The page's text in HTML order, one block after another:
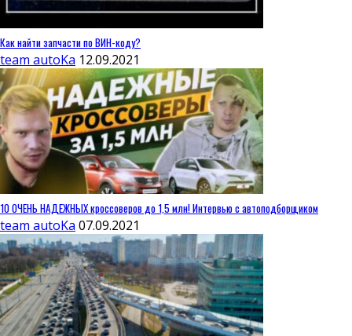
Как найти запчасти по ВИН-коду?
team autoKa 12.09.2021
10 ОЧЕНЬ НАДЕЖНЫХ кроссоверов до 1,5 млн! Интервью с автоподборщиком
team autoKa 07.09.2021